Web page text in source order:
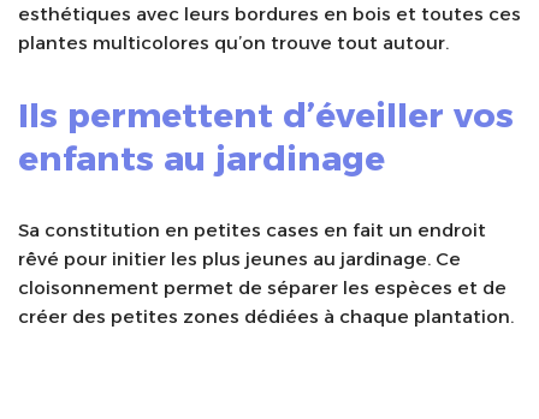
esthétiques avec leurs bordures en bois et toutes ces
plantes multicolores qu’on trouve tout autour.
Ils permettent d’éveiller vos
enfants au jardinage
Sa constitution en petites cases en fait un endroit
rêvé pour initier les plus jeunes au jardinage. Ce
cloisonnement permet de séparer les espèces et de
créer des petites zones dédiées à chaque plantation.